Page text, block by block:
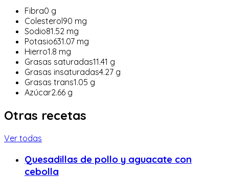
Fibra0 g
Colesterol90 mg
Sodio81.52 mg
Potasio631.07 mg
Hierro1.8 mg
Grasas saturadas11.41 g
Grasas insaturadas4.27 g
Grasas trans1.05 g
Azúcar2.66 g
Otras recetas
Ver todas
Quesadillas de pollo y aguacate con
cebolla